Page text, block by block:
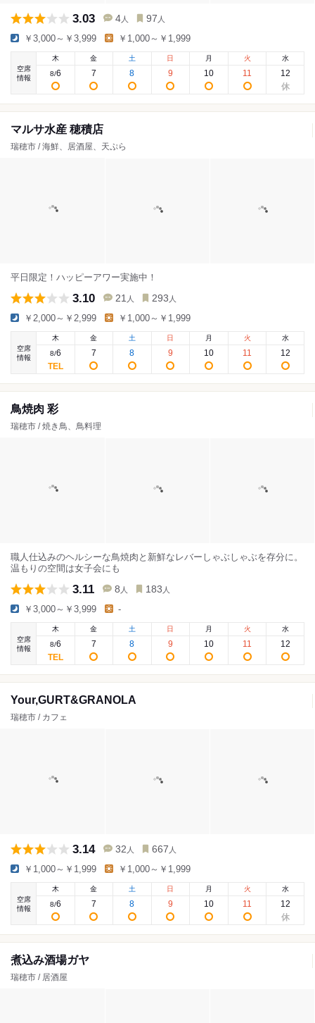
3.03 4 人 97 人
￥3,000～￥3,999 ￥1,000～￥1,999
空席
情報
木
8/6
金
7
土
8
日
9
月
10
火
11
水
12
マルサ水産 穂積店
瑞穂市 / 海鮮、居酒屋、天ぷら
平日限定！ハッピーアワー実施中！
3.10 21 人 293 人
￥2,000～￥2,999 ￥1,000～￥1,999
空席
情報
木
8/6
金
7
土
8
日
9
月
10
火
11
水
12
鳥焼肉 彩
瑞穂市 / 焼き鳥、鳥料理
職人仕込みのヘルシーな鳥焼肉と新鮮なレバーしゃぶしゃぶを存分に。
温もりの空間は女子会にも
3.11 8 人 183 人
￥3,000～￥3,999 -
空席
情報
木
8/6
金
7
土
8
日
9
月
10
火
11
水
12
Your,GURT&GRANOLA
瑞穂市 / カフェ
3.14 32 人 667 人
￥1,000～￥1,999 ￥1,000～￥1,999
空席
情報
木
8/6
金
7
土
8
日
9
月
10
火
11
水
12
煮込み酒場ガヤ
瑞穂市 / 居酒屋